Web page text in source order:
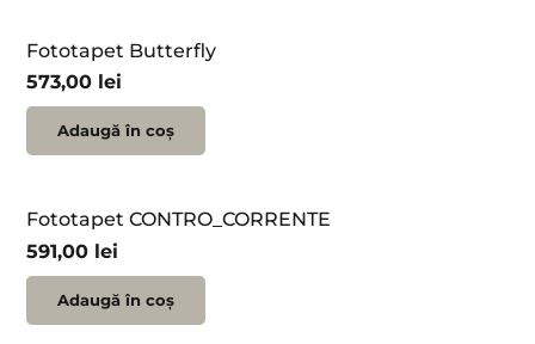
Fototapet Butterfly
573,00 lei
Adaugă în coș
Fototapet CONTRO_CORRENTE
591,00 lei
Adaugă în coș